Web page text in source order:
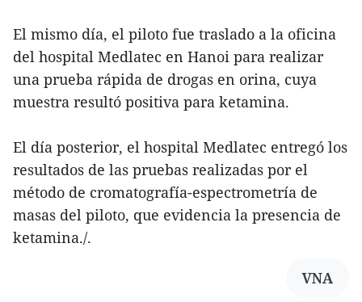
El mismo día, el piloto fue traslado a la oficina
del hospital Medlatec en Hanoi para realizar
una prueba rápida de drogas en orina, cuya
muestra resultó positiva para ketamina.
El día posterior, el hospital Medlatec entregó los
resultados de las pruebas realizadas por el
método de cromatografía-espectrometría de
masas del piloto, que evidencia la presencia de
ketamina./.
VNA